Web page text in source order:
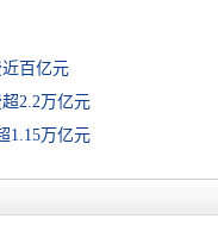
百亿元
2.2万亿元
1.15万亿元